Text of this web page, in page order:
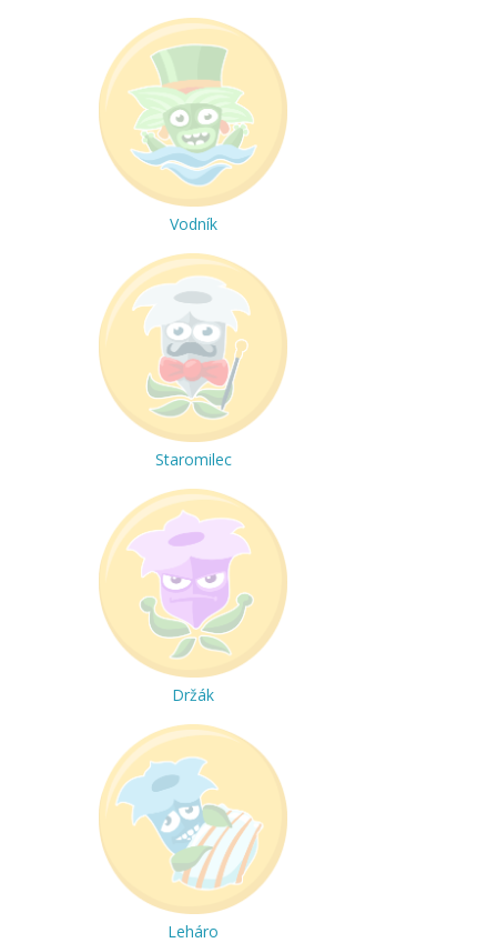
Vodník
Staromilec
Držák
Leháro